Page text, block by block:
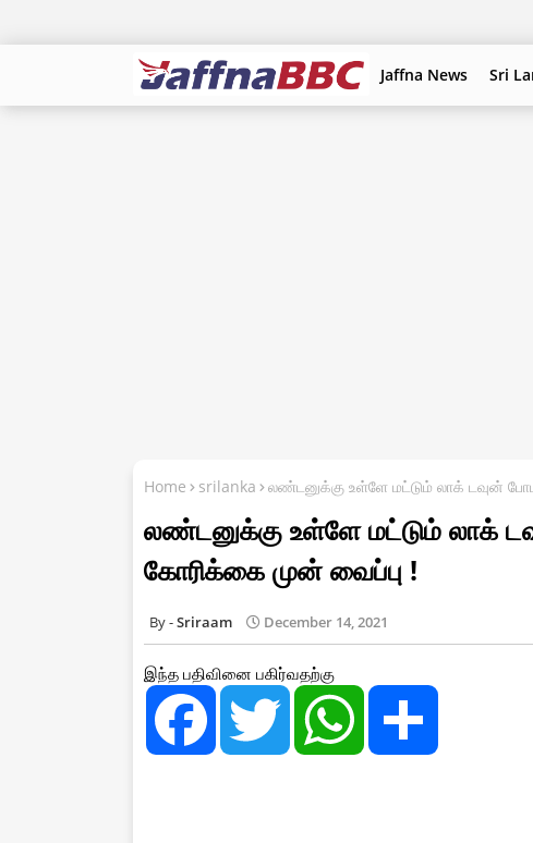
Jaffna News Sri
Home srilanka லண்டனுக்கு உள்ளே மட்டும் லாக் டவுன்
லண்டனுக்கு உள்ளே மட்டும் லாக்
கோரிக்கை முன் வைப்பு !
Sriraam December 14, 2021
இந்த பதிவினை பகிர்வதற்கு
F
e
T
t
W
t